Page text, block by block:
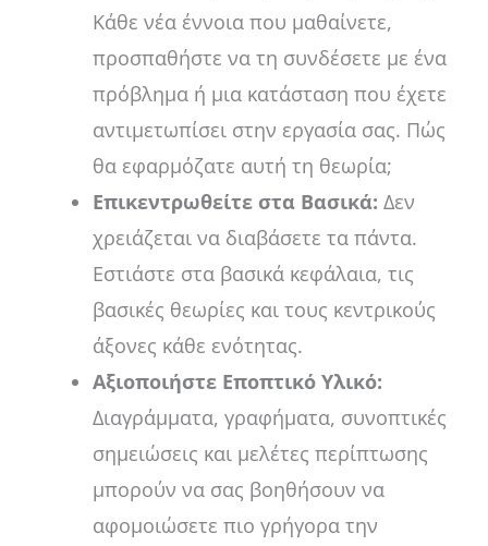
Κάθε νέα έννοια που μαθαίνετε,
προσπαθήστε να τη συνδέσετε με ένα
πρόβλημα ή μια κατάσταση που έχετε
αντιμετωπίσει στην εργασία σας. Πώς
θα εφαρμόζατε αυτή τη θεωρία;
Επικεντρωθείτε στα Βασικά: Δεν
χρειάζεται να διαβάσετε τα πάντα.
Εστιάστε στα βασικά κεφάλαια, τις
βασικές θεωρίες και τους κεντρικούς
άξονες κάθε ενότητας.
Αξιοποιήστε Εποπτικό Υλικό:
Διαγράμματα, γραφήματα, συνοπτικές
σημειώσεις και μελέτες περίπτωσης
μπορούν να σας βοηθήσουν να
αφομοιώσετε πιο γρήγορα την